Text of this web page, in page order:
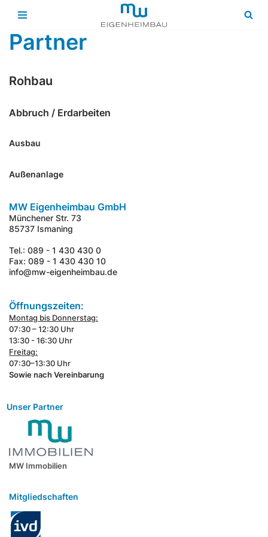
Zum
Inhalt
Partner
Rohbau
Abbruch / Erdarbeiten
Ausbau
Außenanlage
MW Eigenheimbau GmbH
Münchener Str. 73
85737 Ismaning
Tel.: 089 - 1 430 430 0
Fax: 089 - 1 430 430 10
info@mw-eigenheimbau.de
Öffnungszeiten:
Montag bis Donnerstag:
07:30 – 12:30 Uhr
13:30 - 16:30 Uhr
Freitag:
07:30–13:30 Uhr
Sowie nach Vereinbarung
Unser Partner
MW Immobilien
Mitgliedschaften